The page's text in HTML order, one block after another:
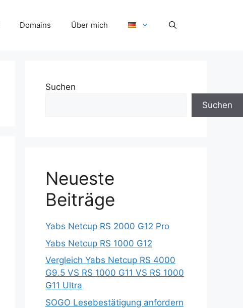
Domains Über mich
Suchen
Suchen
Neueste
Beiträge
Yabs Netcup RS 2000 G12 Pro
Yabs Netcup RS 1000 G12
Vergleich Yabs Netcup RS 4000
G9.5 VS RS 1000 G11 VS RS 1000
G11 Ultra
SOGO Lesebestätigung anfordern